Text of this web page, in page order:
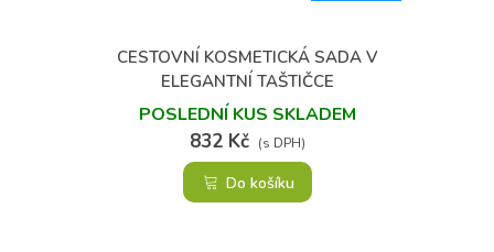
CESTOVNÍ KOSMETICKÁ SADA V
ELEGANTNÍ TAŠTIČCE
POSLEDNÍ KUS SKLADEM
832 Kč (s DPH)
Do košíku